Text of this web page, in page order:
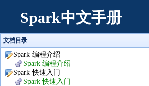
Spark中文手册
文档目录
Spark 编程介绍
Spark 编程介绍
Spark 快速入门
Spark 快速入门